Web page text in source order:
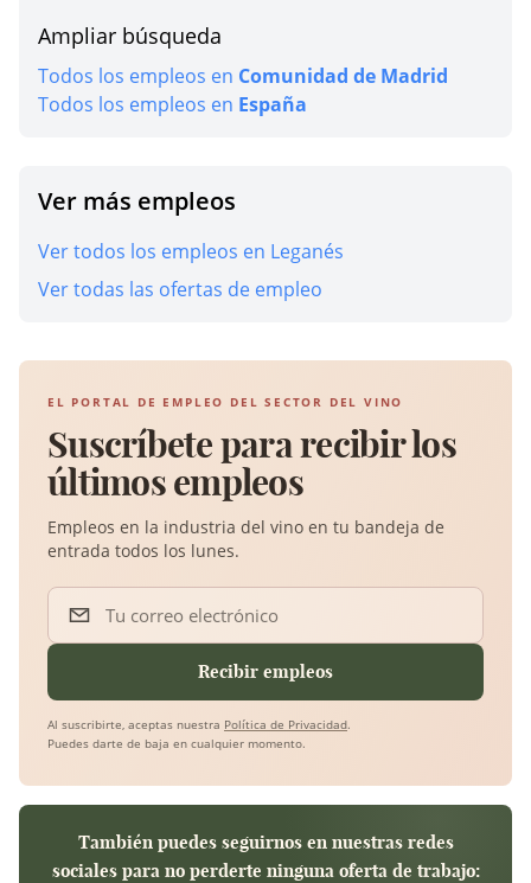
Ampliar búsqueda
Todos los empleos en Comunidad de Madrid
Todos los empleos en España
Ver más empleos
Ver todos los empleos en Leganés
Ver todas las ofertas de empleo
EL PORTAL DE EMPLEO DEL SECTOR DEL VINO
Suscríbete para recibir los
últimos empleos
Empleos en la industria del vino en tu bandeja de
entrada todos los lunes.
Tu correo electrónico
Recibir empleos
Al suscribirte, aceptas nuestra Política de Privacidad.
Puedes darte de baja en cualquier momento.
También puedes seguirnos en nuestras redes
sociales para no perderte ninguna oferta de trabajo: